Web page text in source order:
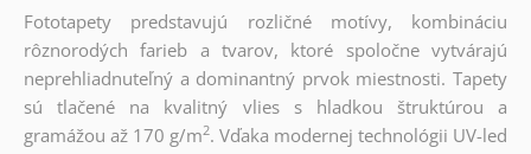
Fototapety predstavujú rozličné motívy, kombináciu
rôznorodých farieb a tvarov, ktoré spoločne vytvárajú
neprehliadnuteľný a dominantný prvok miestnosti. Tapety
sú tlačené na kvalitný vlies s hladkou štruktúrou a
gramážou až 170 g/m2. Vďaka modernej technológii UV-led